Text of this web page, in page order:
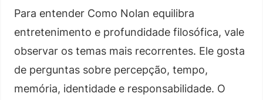
Para entender Como Nolan equilibra
entretenimento e profundidade filosófica, vale
observar os temas mais recorrentes. Ele gosta
de perguntas sobre percepção, tempo,
memória, identidade e responsabilidade. O